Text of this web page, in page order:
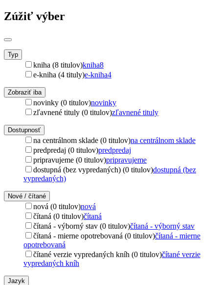
Zúžiť výber
Typ
kniha (8 titulov)kniha8
e-kniha (4 tituly)e-kniha4
Zobraziť iba
novinky (0 titulov)novinky
zľavnené tituly (0 titulov)zľavnené tituly
Dostupnosť
na centrálnom sklade (0 titulov)na centrálnom sklade
predpredaj (0 titulov)predpredaj
pripravujeme (0 titulov)pripravujeme
dostupná (bez vypredaných) (0 titulov)dostupná (bez
vypredaných)
Nové / čítané
nová (0 titulov)nová
čítaná (0 titulov)čítaná
čítaná - výborný stav (0 titulov)čítaná - výborný stav
čítaná - mierne opotrebovaná (0 titulov)čítaná - mierne
opotrebovaná
čítané verzie vypredaných kníh (0 titulov)čítané verzie
vypredaných kníh
Jazyk